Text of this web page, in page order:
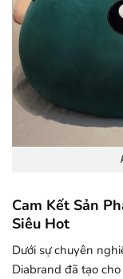
Cam Kết Sản
Siêu Hot
Dưới sự chuyên
Diabrand đã tạo